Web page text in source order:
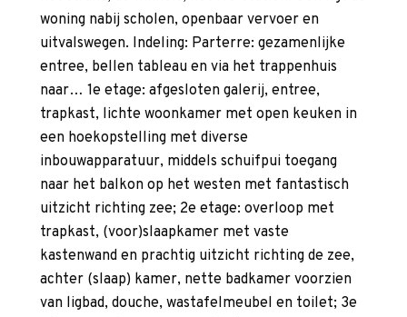
woning nabij scholen, openbaar vervoer en
uitvalswegen. Indeling: Parterre: gezamenlijke
entree, bellen tableau en via het trappenhuis
naar… 1e etage: afgesloten galerij, entree,
trapkast, lichte woonkamer met open keuken in
een hoekopstelling met diverse
inbouwapparatuur, middels schuifpui toegang
naar het balkon op het westen met fantastisch
uitzicht richting zee; 2e etage: overloop met
trapkast, (voor)slaapkamer met vaste
kastenwand en prachtig uitzicht richting de zee,
achter (slaap) kamer, nette badkamer voorzien
van ligbad, douche, wastafelmeubel en toilet; 3e